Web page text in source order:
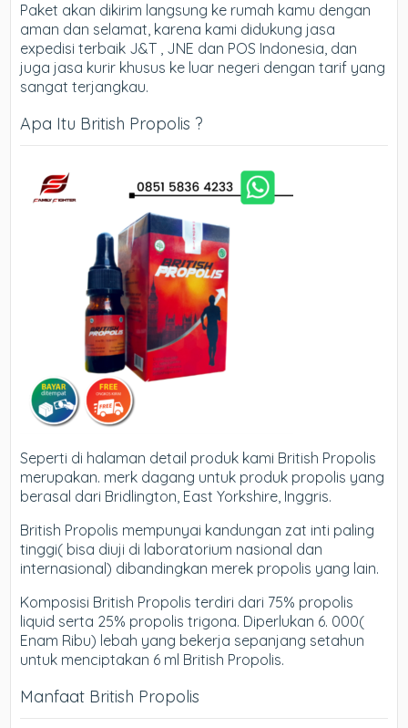
Paket akan dikirim langsung ke rumah kamu dengan
aman dan selamat, karena kami didukung jasa
expedisi terbaik J&T , JNE dan POS Indonesia, dan
juga jasa kurir khusus ke luar negeri dengan tarif yang
sangat terjangkau.
Apa Itu British Propolis ?
Seperti di halaman detail produk kami British Propolis
merupakan. merk dagang untuk produk propolis yang
berasal dari Bridlington, East Yorkshire, Inggris.
British Propolis mempunyai kandungan zat inti paling
tinggi( bisa diuji di laboratorium nasional dan
internasional) dibandingkan merek propolis yang lain.
Komposisi British Propolis terdiri dari 75% propolis
liquid serta 25% propolis trigona. Diperlukan 6. 000(
Enam Ribu) lebah yang bekerja sepanjang setahun
untuk menciptakan 6 ml British Propolis.
Manfaat British Propolis